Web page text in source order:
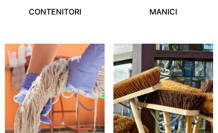
CONTENITORI MANICI